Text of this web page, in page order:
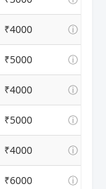
₹4000 ⓘ
₹5000 ⓘ
₹4000 ⓘ
₹5000 ⓘ
₹4000 ⓘ
₹6000 ⓘ